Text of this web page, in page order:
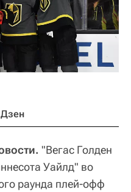
Дзен
"Вегас Голден
Уайлд" во
раунда плей-офф